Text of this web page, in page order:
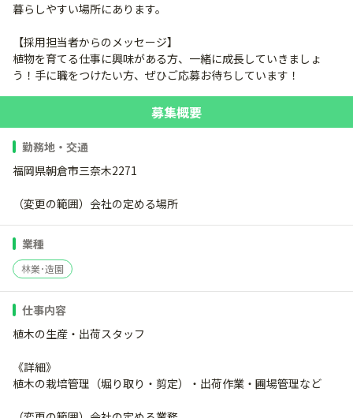
暮らしやすい場所にあります。
【採用担当者からのメッセージ】
植物を育てる仕事に興味がある方、一緒に成長していきましょ
う！手に職をつけたい方、ぜひご応募お待ちしています！
募集概要
勤務地・交通
福岡県朝倉市三奈木2271
（変更の範囲）会社の定める場所
業種
林業･造園
仕事内容
植木の生産・出荷スタッフ
《詳細》
植木の栽培管理（堀り取り・剪定）・出荷作業・圃場管理など